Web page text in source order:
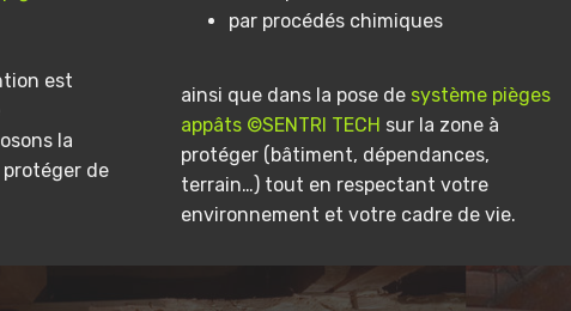
est
la
de
par procédés chimiques
ainsi que dans la pose de système pièges
appâts ©SENTRI TECH sur la zone à
protéger (bâtiment, dépendances,
terrain…) tout en respectant votre
environnement et votre cadre de vie.